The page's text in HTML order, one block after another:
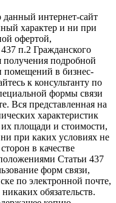
интернет-сайт
характер и ни при
офертой,
п.2 Гражданского
получения подробной
помещений в бизнес-
к консультанту по
формы связи
Вся представленная на
характеристик
площади и стоимости,
при каких условиях не
в качестве
Статьи 437
форм связи,
по электронной почте,
обязательств.